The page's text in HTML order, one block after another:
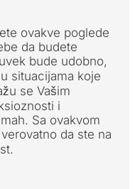
ovakve poglede
da budete
bude udobno,
situacijama koje
se Vašim
i
Sa ovakvom
da ste na